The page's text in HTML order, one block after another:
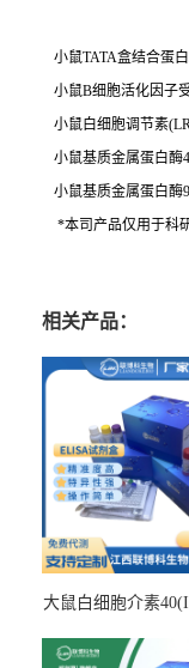
小鼠TATA盒结合蛋
小鼠B细胞活化因子
小鼠白细胞调节素
小鼠基质金属蛋白酶
小鼠基质金属蛋白酶
*本司产品仅用于科
相关产品：
大鼠白细胞介素